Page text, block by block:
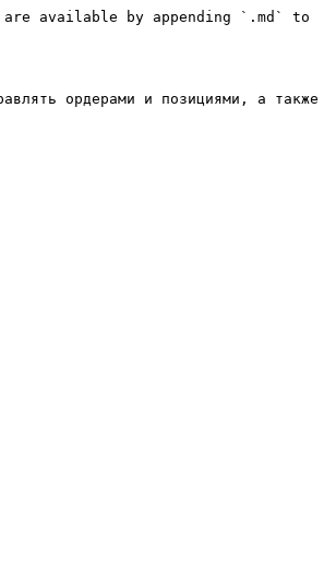
available by appending `.md` to
ордерами и позициями, а также